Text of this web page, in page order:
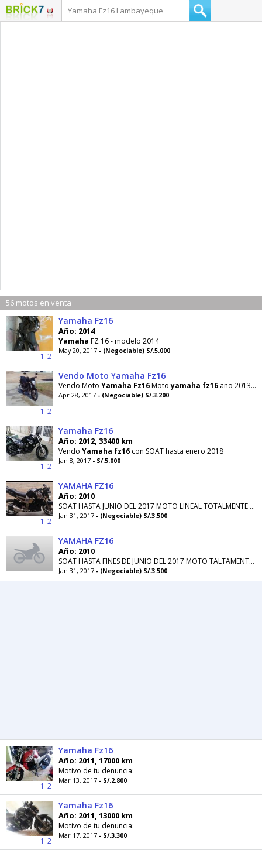
56 motos en venta
1 2
Yamaha Fz16
Año: 2014
Yamaha FZ 16 - modelo 2014
May 20, 2017 - (Negociable) S/.5.000
1 2
Vendo Moto Yamaha Fz16
Vendo Moto Yamaha Fz16Motoyamaha fz16 año 2013, precio S/.3200.00 soles negociables, comunicarse
Apr 28, 2017 - (Negociable) S/.3.200
1 2
Yamaha Fz16
Año: 2012, 33400 km
Vendo Yamaha fz16 con SOAT hasta enero 2018
Jan 8, 2017 - S/.5.000
1 2
YAMAHA FZ16
Año: 2010
SOAT HASTA JUNIO DEL 2017 MOTO LINEAL TOTALMENTE OPERATIVA LISTA PARA USARLA LA MOTO SE ENCUENTRA EN CHICLAYO
Jan 31, 2017 - (Negociable) S/.3.500
YAMAHA FZ16
Año: 2010
SOAT HASTA FINES DE JUNIO DEL 2017 MOTO TALTAMENTE OPERATIVA LISTA PARA USARLA CUALQUIER COSA ME HABLAS POR EL FB
Jan 31, 2017 - (Negociable) S/.3.500
1 2
Yamaha Fz16
Año: 2011, 17000 km
Motivo de tu denuncia:
Mar 13, 2017 - S/.2.800
1 2
Yamaha Fz16
Año: 2011, 13000 km
Motivo de tu denuncia:
Mar 17, 2017 - S/.3.300